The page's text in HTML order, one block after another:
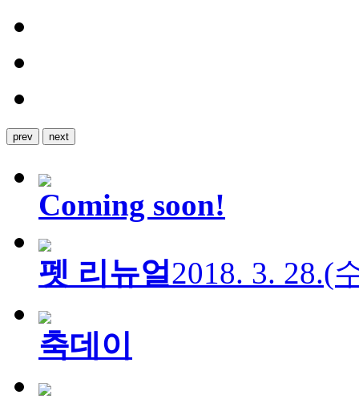
prev next
Coming soon!
펫 리뉴얼2018. 3. 28.(
축데이